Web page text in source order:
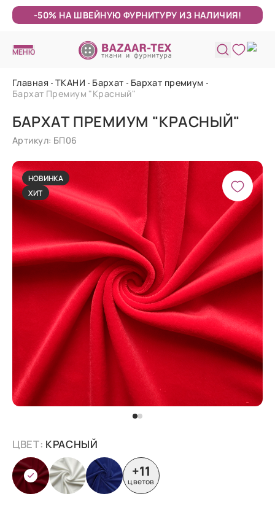
-50% НА ШВЕЙНУЮ ФУРНИТУРУ ИЗ НАЛИЧИЯ!
МЕНЮ
Главная ТКАНИ Бархат
Бархат премиум
Бархат Премиум "Красный"
БАРХАТ ПРЕМИУМ "КРАСНЫЙ"
Артикул: БП06
НОВИНКА
ХИТ
ЦВЕТ: КРАСНЫЙ
+11
цветов